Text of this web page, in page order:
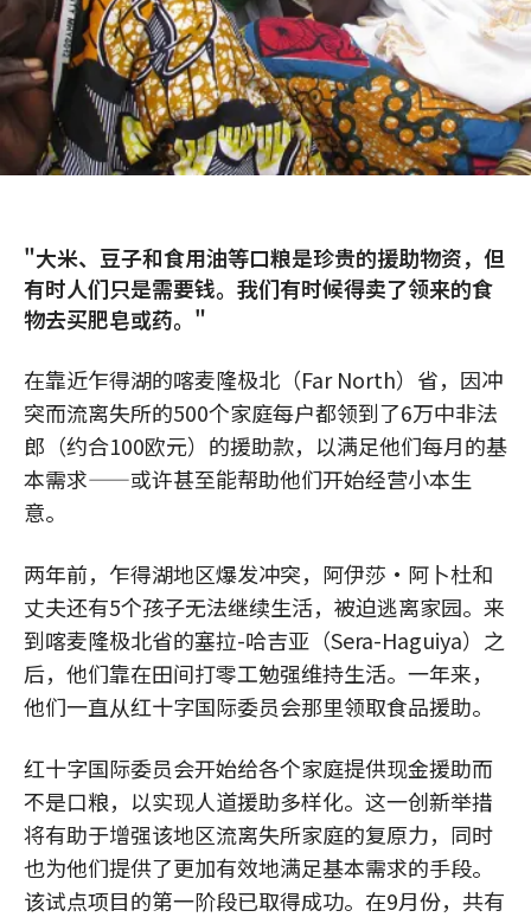
"大米、豆子和食用油等口粮是珍贵的援助物资，但
有时人们只是需要钱。我们有时候得卖了领来的食
物去买肥皂或药。"
在靠近乍得湖的喀麦隆极北（Far North）省，因冲
突而流离失所的500个家庭每户都领到了6万中非法
郎（约合100欧元）的援助款，以满足他们每月的基
本需求——或许甚至能帮助他们开始经营小本生
意。
两年前，乍得湖地区爆发冲突，阿伊莎•阿卜杜和
丈夫还有5个孩子无法继续生活，被迫逃离家园。来
到喀麦隆极北省的塞拉-哈吉亚（Sera-Haguiya）之
后，他们靠在田间打零工勉强维持生活。一年来，
他们一直从红十字国际委员会那里领取食品援助。
红十字国际委员会开始给各个家庭提供现金援助而
不是口粮，以实现人道援助多样化。这一创新举措
将有助于增强该地区流离失所家庭的复原力，同时
也为他们提供了更加有效地满足基本需求的手段。
该试点项目的第一阶段已取得成功。在9月份，共有